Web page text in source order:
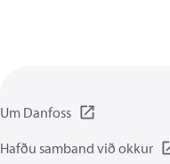
Um Danfoss
Hafðu samband við okkur